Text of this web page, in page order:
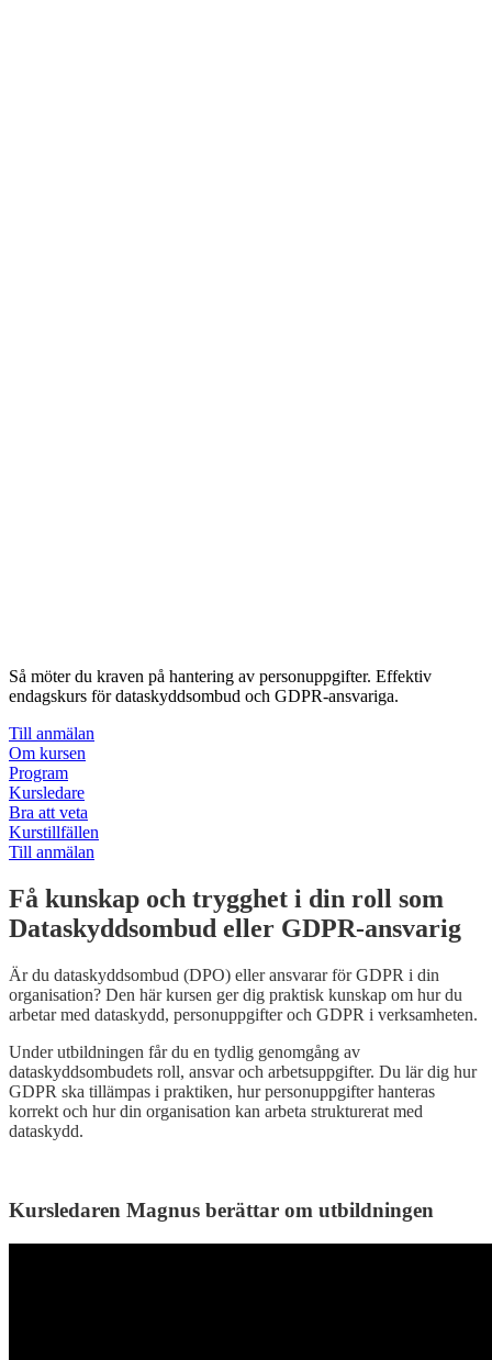
Så möter du kraven på hantering av personuppgifter. Effektiv
endagskurs för dataskyddsombud och GDPR-ansvariga.
Till anmälan
Om kursen
Program
Kursledare
Bra att veta
Kurstillfällen
Till anmälan
Få kunskap och trygghet i din roll som
Dataskyddsombud eller GDPR-ansvarig
Är du dataskyddsombud (DPO) eller ansvarar för GDPR i din
organisation? Den här kursen ger dig praktisk kunskap om hur du
arbetar med dataskydd, personuppgifter och GDPR i verksamheten.
Under utbildningen får du en tydlig genomgång av
dataskyddsombudets roll, ansvar och arbetsuppgifter. Du lär dig hur
GDPR ska tillämpas i praktiken, hur personuppgifter hanteras
korrekt och hur din organisation kan arbeta strukturerat med
dataskydd.
Kursledaren Magnus berättar om utbildningen